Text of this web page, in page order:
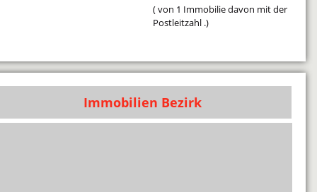
( von 1 Immobilie davon mit der
Postleitzahl .)
Immobilien Bezirk